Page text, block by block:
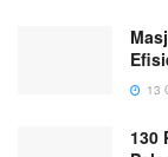
13
130